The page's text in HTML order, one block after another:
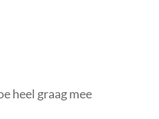
heel graag mee